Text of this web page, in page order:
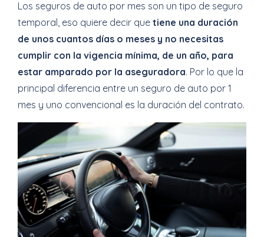
Los seguros de auto por mes son un tipo de seguro
temporal, eso quiere decir que tiene una duración
de unos cuantos días o meses y no necesitas
cumplir con la vigencia mínima, de un año, para
estar amparado por la aseguradora. Por lo que la
principal diferencia entre un seguro de auto por 1
mes y uno convencional es la duración del contrato.